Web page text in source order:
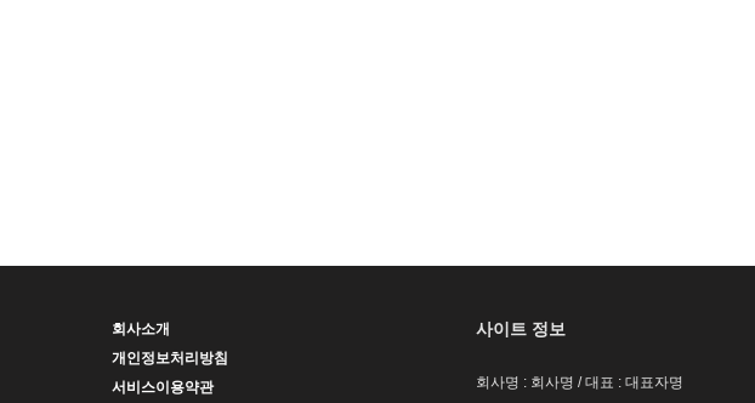
회사소개
개인정보처리방침
서비스이용약관
사이트 정보
회사명 : 회사명 / 대표 : 대표자명